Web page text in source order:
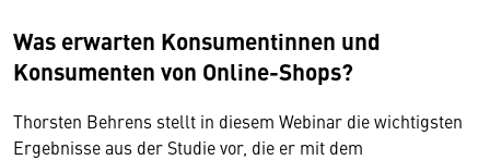
Was erwarten Konsumentinnen und
Konsumenten von Online-Shops?
Thorsten Behrens stellt in diesem Webinar die wichtigsten
Ergebnisse aus der Studie vor, die er mit dem